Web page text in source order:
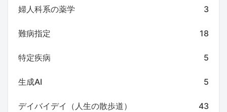
婦人科系の薬学 3
難病指定 18
特定疾病 5
生成AI 5
デイバイデイ（人生の散歩道） 43